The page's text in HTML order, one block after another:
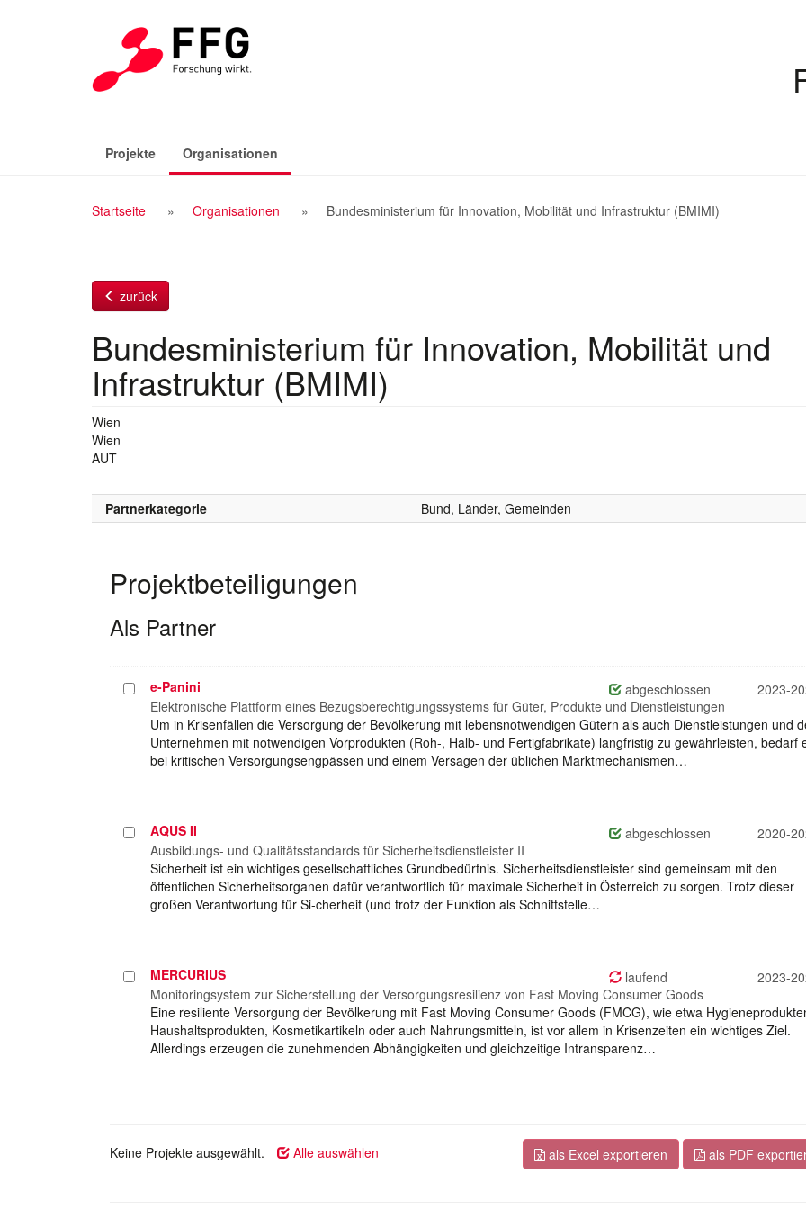
Projekte Organisationen
Breadcrumb
Startseite Organisationen Bundesministerium für Innovation, Mobilität und Infrastruktur (BMIMI)
zurück
Bundesministerium für Innovation, Mobilität und
Infrastruktur (BMIMI)
Wien
Wien
AUT
Partnerkategorie Bund, Länder, Gemeinden
Projektbeteiligungen
Als Partner
Projekt
auswählen
e-Panini abgeschlossen
2023-
Elektronische Plattform eines Bezugsberechtigungssystems für Güter, Produkte und Dienstleistungen
Um in Krisenfällen die Versorgung der Bevölkerung mit lebensnotwendigen Gütern als auch Dienstleistungen und
Unternehmen mit notwendigen Vorprodukten (Roh-, Halb- und Fertigfabrikate) langfristig zu gewährleisten, bedarf
bei kritischen Versorgungsengpässen und einem Versagen der üblichen Marktmechanismen…
Projekt
auswählen
AQUS II abgeschlossen
2020-
Ausbildungs- und Qualitätsstandards für Sicherheitsdienstleister II
Sicherheit ist ein wichtiges gesellschaftliches Grundbedürfnis. Sicherheitsdienstleister sind gemeinsam mit den
öffentlichen Sicherheitsorganen dafür verantwortlich für maximale Sicherheit in Österreich zu sorgen. Trotz dieser
großen Verantwortung für Si-cherheit (und trotz der Funktion als Schnittstelle…
Projekt
auswählen
MERCURIUS laufend
2023-
Monitoringsystem zur Sicherstellung der Versorgungsresilienz von Fast Moving Consumer Goods
Eine resiliente Versorgung der Bevölkerung mit Fast Moving Consumer Goods (FMCG), wie etwa
Haushaltsprodukten, Kosmetikartikeln oder auch Nahrungsmitteln, ist vor allem in Krisenzeiten ein wichtiges Ziel.
Allerdings erzeugen die zunehmenden Abhängigkeiten und gleichzeitige Intransparenz…
Keine Projekte ausgewählt. Alle auswählen als Excel exportieren als PDF